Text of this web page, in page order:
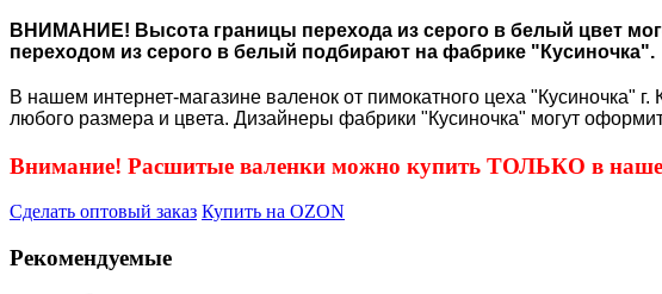
ВНИМАНИЕ! Высота границы перехода из серого в белый цвет
переходом из серого в белый подбирают на фабрике "Кусиночка".
В нашем интернет-магазине валенок от пимокатного цеха "Кусиночка"
любого размера и цвета. Дизайнеры фабрики "Кусиночка" могут
Внимание! Расшитые валенки можно купить ТОЛЬКО в
Сделать оптовый заказ Купить на OZON
Рекомендуемые